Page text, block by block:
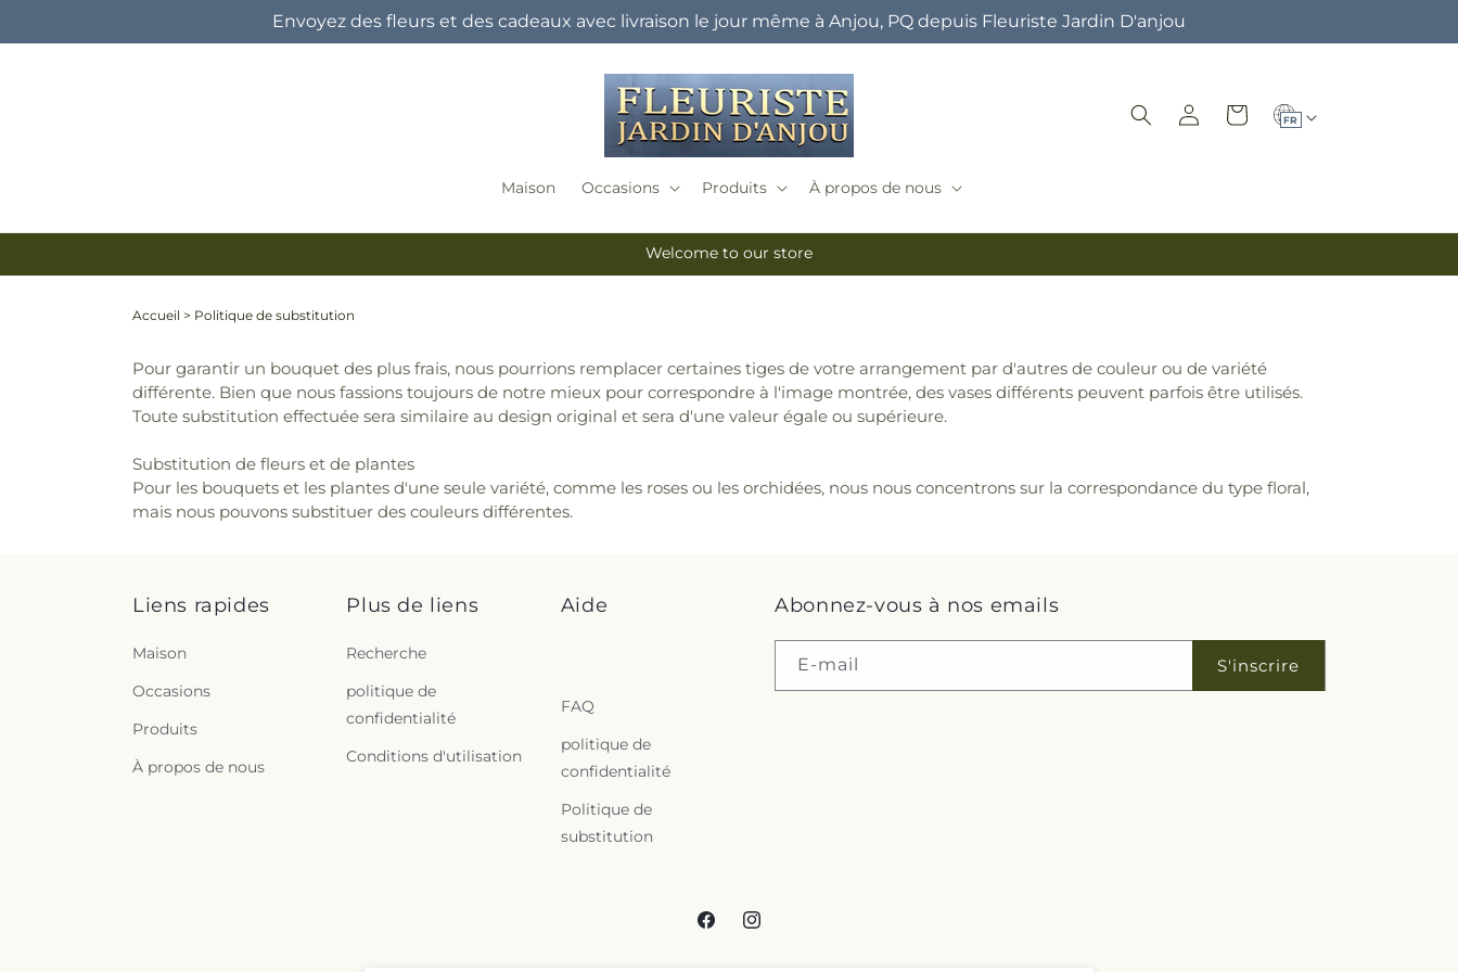
au
Envoyez des fleurs et des cadeaux avec livraison le jour même à Anjou, PQ depuis Fleuriste Jardin D'anjou
Maison Occasions Produits À propos de nous
ConnexionPanier
L
u
e
FR
Welcome to our store
Accueil > Politique de substitution
Pour garantir un bouquet des plus frais, nous pourrions remplacer certaines tiges de votre arrangement par d'autres de couleur ou de variété
différente. Bien que nous fassions toujours de notre mieux pour correspondre à l'image montrée, des vases différents peuvent parfois être utilisés.
Toute substitution effectuée sera similaire au design original et sera d'une valeur égale ou supérieure.
Substitution de fleurs et de plantes
Pour les bouquets et les plantes d'une seule variété, comme les roses ou les orchidées, nous nous concentrons sur la correspondance du type floral,
mais nous pouvons substituer des couleurs différentes.
Liens rapides
Maison
Occasions
Produits
À propos de nous
Plus de liens
Recherche
politique de
confidentialité
Conditions d'utilisation
Aide
FAQ
politique de
confidentialité
Politique de
substitution
Abonnez-vous à nos emails
E-mail S'inscrire
FacebookInstagram